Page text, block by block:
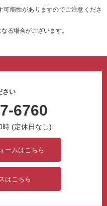
可能性がありますのでご注意くださ
る場合がございます。
さい
6760
(定休日なし)
ームはこちら
はこちら